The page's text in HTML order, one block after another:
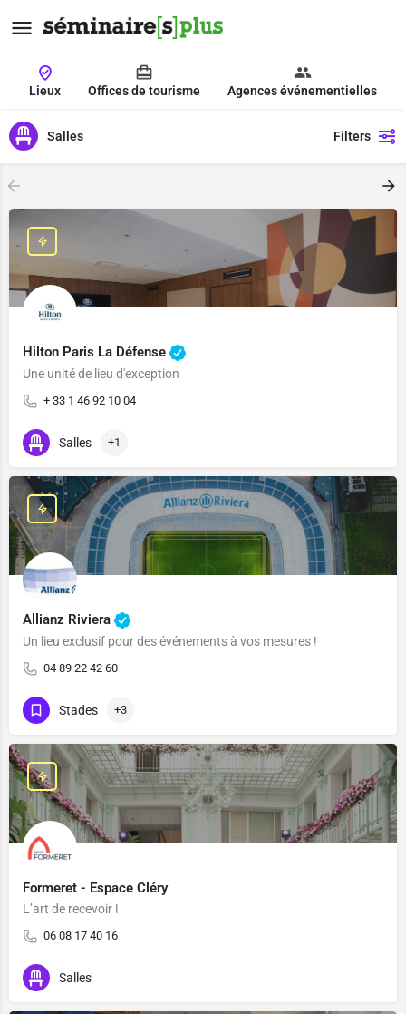
Lieux Offices de tourisme Agences événementielles
Salles Filters
Hilton Paris La Défense
Une unité de lieu d'exception
+ 33 1 46 92 10 04
Salles +1
Allianz Riviera
Un lieu exclusif pour des événements à vos mesures !
04 89 22 42 60
Stades +3
Formeret - Espace Cléry
L’art de recevoir !
06 08 17 40 16
Salles